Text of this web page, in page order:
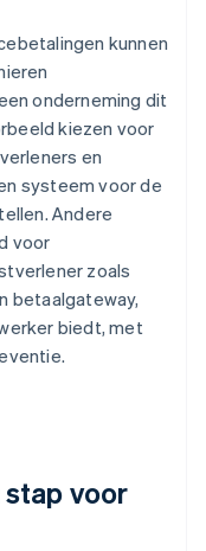
kunnen
onderneming dit
kiezen voor
en
systeem voor de
Andere
voor
zoals
betaalgateway,
biedt, met
voor